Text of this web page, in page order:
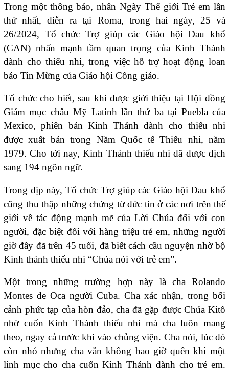
Trong một thông báo, nhân Ngày Thế giới Trẻ em lần
thứ nhất, diễn ra tại Roma, trong hai ngày, 25 và
26/2024, Tổ chức Trợ giúp các Giáo hội Đau khổ
(CAN) nhấn mạnh tầm quan trọng của Kinh Thánh
dành cho thiếu nhi, trong việc hỗ trợ hoạt động loan
báo Tin Mừng của Giáo hội Công giáo.
Tổ chức cho biết, sau khi được giới thiệu tại Hội đồng
Giám mục châu Mỹ Latinh lần thứ ba tại Puebla của
Mexico, phiên bản Kinh Thánh dành cho thiếu nhi
được xuất bản trong Năm Quốc tế Thiếu nhi, năm
1979. Cho tới nay, Kinh Thánh thiếu nhi đã được dịch
sang 194 ngôn ngữ.
Trong dịp này, Tổ chức Trợ giúp các Giáo hội Đau khổ
cũng thu thập những chứng từ đức tin ở các nơi trên thế
giới về tác động mạnh mẽ của Lời Chúa đối với con
người, đặc biệt đối với hàng triệu trẻ em, những người
giờ đây đã trên 45 tuổi, đã biết cách cầu nguyện nhờ bộ
Kinh thánh thiếu nhi “Chúa nói với trẻ em”.
Một trong những trường hợp này là cha Rolando
Montes de Oca người Cuba. Cha xác nhận, trong bối
cảnh phức tạp của hòn đảo, cha đã gặp được Chúa Kitô
nhờ cuốn Kinh Thánh thiếu nhi mà cha luôn mang
theo, ngay cả trước khi vào chủng viện. Cha nói, lúc đó
còn nhỏ nhưng cha vẫn không bao giờ quên khi một
linh mục cho cha cuốn Kinh Thánh dành cho trẻ em.